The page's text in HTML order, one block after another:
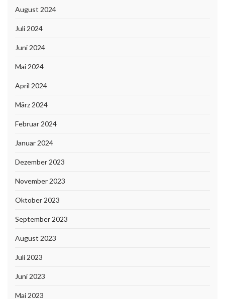
August 2024
Juli 2024
Juni 2024
Mai 2024
April 2024
März 2024
Februar 2024
Januar 2024
Dezember 2023
November 2023
Oktober 2023
September 2023
August 2023
Juli 2023
Juni 2023
Mai 2023